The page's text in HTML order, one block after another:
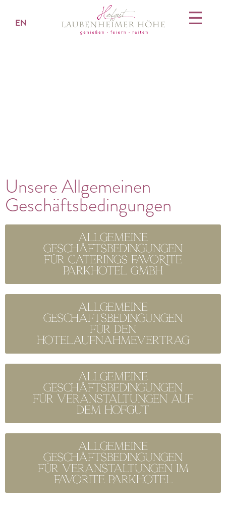
EN
Unsere Allgemeinen
Geschäftsbedingungen
Allgemeine
Geschäftsbedingungen
für Caterings FAVORITE
parkhotel GmbH
Allgemeine
Geschäftsbedingungen
für den
Hotelaufnahmevertrag
Allgemeine
Geschäftsbedingungen
für Veranstaltungen auf
dem Hofgut
Allgemeine
Geschäftsbedingungen
für Veranstaltungen im
Favorite Parkhotel